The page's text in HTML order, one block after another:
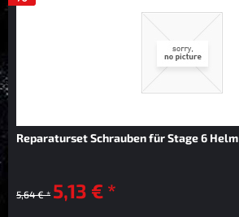
Reparaturset Schrauben für Stage 6 Helm
5,64 € * 5,13 € *